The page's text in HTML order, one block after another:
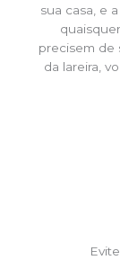
sua casa, e
precisem de
da lareira,